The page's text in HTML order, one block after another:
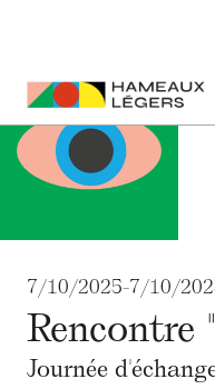
7/10/2025-7/10/
Rencontre
Journée